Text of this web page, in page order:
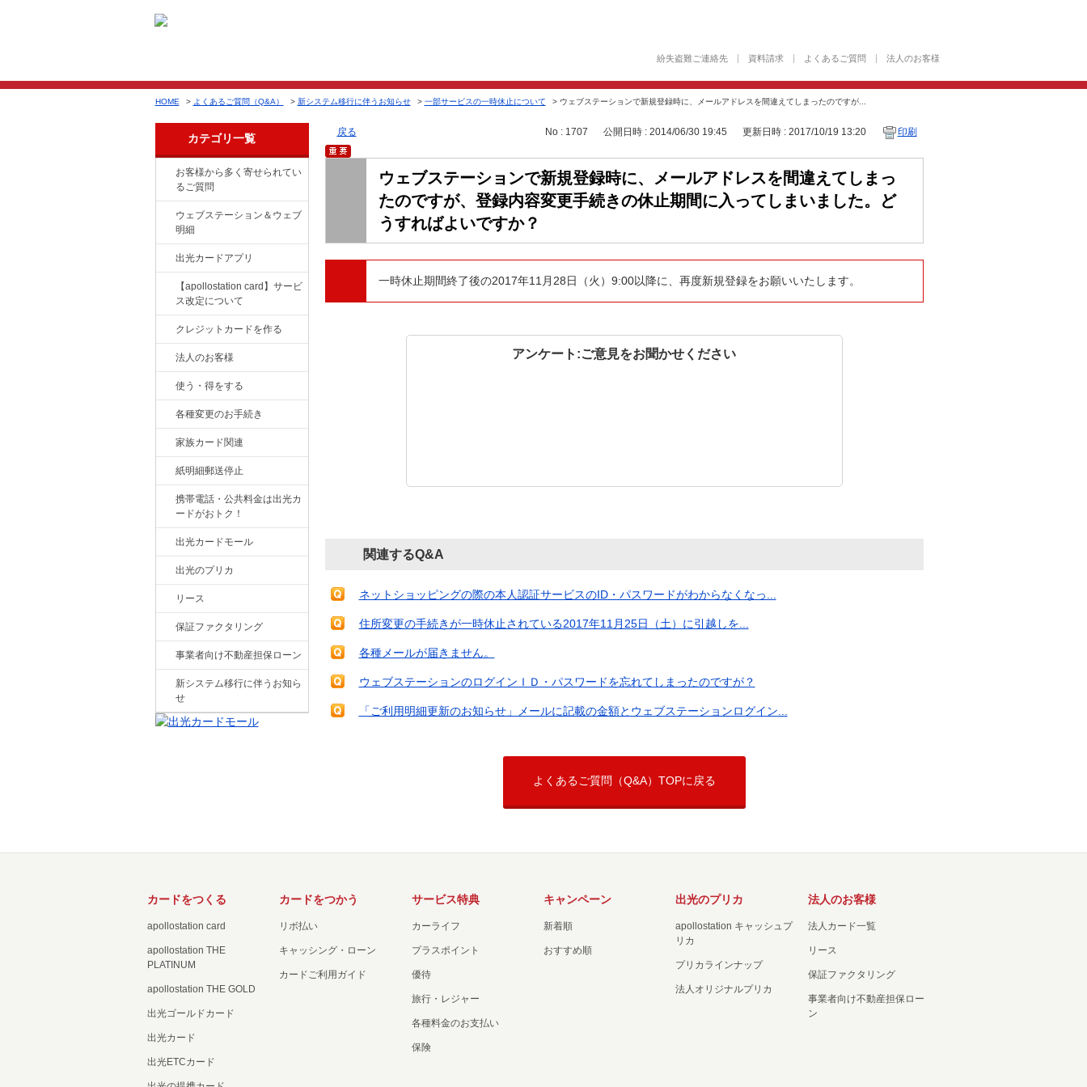
紛失盗難ご連絡先 資料請求 よくあるご質問 法人のお客様
HOME > よくあるご質問（Q&A） > 新システム移行に伴うお知らせ > 一部サービスの一時休止について > ウェブステーションで新規登録時に、メールアドレスを間違えてしまったのですが...
カテゴリ一覧
お客様から多く寄せられてい
るご質問
ウェブステーション＆ウェブ
明細
出光カードアプリ
【apollostation card】サービ
ス改定について
クレジットカードを作る
法人のお客様
使う・得をする
各種変更のお手続き
家族カード関連
紙明細郵送停止
携帯電話・公共料金は出光カ
ードがおトク！
出光カードモール
出光のプリカ
リース
保証ファクタリング
事業者向け不動産担保ローン
新システム移行に伴うお知ら
せ
戻る No : 1707 公開日時 : 2014/06/30 19:45 更新日時 : 2017/10/19 13:20 印刷
ウェブステーションで新規登録時に、メールアドレスを間違えてしまっ
たのですが、登録内容変更手続きの休止期間に入ってしまいました。ど
うすればよいですか？
一時休止期間終了後の2017年11月28日（火）9:00以降に、再度新規登録をお願いいたします。
アンケート:ご意見をお聞かせください
関連するQ&A
ネットショッピングの際の本人認証サービスのID・パスワードがわからなくなっ...
住所変更の手続きが一時休止されている2017年11月25日（土）に引越しを...
各種メールが届きません。
ウェブステーションのログインＩＤ・パスワードを忘れてしまったのですが？
「ご利用明細更新のお知らせ」メールに記載の金額とウェブステーションログイン...
よくあるご質問（Q&A）TOPに戻る
カードをつくる
apollostation card
apollostation THE
PLATINUM
apollostation THE GOLD
出光ゴールドカード
出光カード
出光ETCカード
カードをつかう
リボ払い
キャッシング・ローン
カードご利用ガイド
サービス特典
カーライフ
プラスポイント
優待
旅行・レジャー
各種料金のお支払い
保険
キャンペーン
新着順
おすすめ順
出光のプリカ
apollostation キャッシュプ
リカ
プリカラインナップ
法人オリジナルプリカ
法人のお客様
法人カード一覧
リース
保証ファクタリング
事業者向け不動産担保ロー
ン